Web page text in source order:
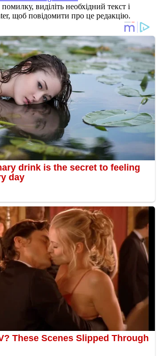
виділіть необхідний текст і
щоб повідомити про це редакцію.